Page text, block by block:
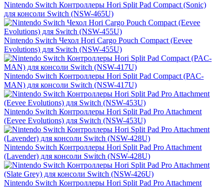
Nintendo Switch Контроллеры Hori Split Pad Compact (Sonic)
для консоли Switch (NSW-465U)
Nintendo Switch Чехол Hori Cargo Pouch Compact (Eevee
Evolutions) для Switch (NSW-455U)
Nintendo Switch Контроллеры Hori Split Pad Compact (PAC-
MAN) для консоли Switch (NSW-417U)
Nintendo Switch Контроллеры Hori Split Pad Pro Attachment
(Eevee Evolutions) для Switch (NSW-453U)
Nintendo Switch Контроллеры Hori Split Pad Pro Attachment
(Lavender) для консоли Switch (NSW-428U)
Nintendo Switch Контроллеры Hori Split Pad Pro Attachment